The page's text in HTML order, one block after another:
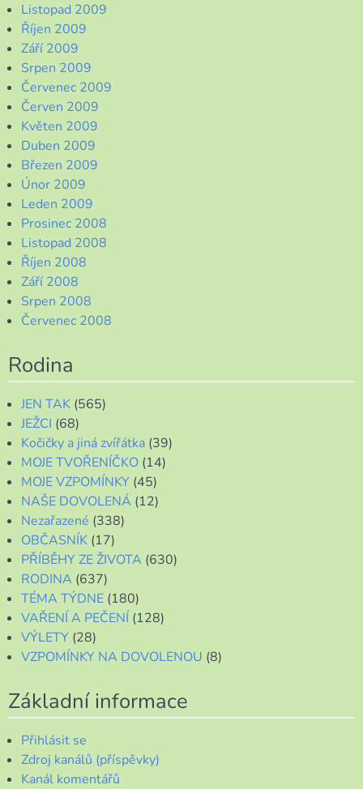
Listopad 2009
Říjen 2009
Září 2009
Srpen 2009
Červenec 2009
Červen 2009
Květen 2009
Duben 2009
Březen 2009
Únor 2009
Leden 2009
Prosinec 2008
Listopad 2008
Říjen 2008
Září 2008
Srpen 2008
Červenec 2008
Rodina
JEN TAK (565)
JEŽCI (68)
Kočičky a jiná zvířátka (39)
MOJE TVOŘENÍČKO (14)
MOJE VZPOMÍNKY (45)
NAŠE DOVOLENÁ (12)
Nezařazené (338)
OBČASNÍK (17)
PŘÍBĚHY ZE ŽIVOTA (630)
RODINA (637)
TÉMA TÝDNE (180)
VAŘENÍ A PEČENÍ (128)
VÝLETY (28)
VZPOMÍNKY NA DOVOLENOU (8)
Základní informace
Přihlásit se
Zdroj kanálů (příspěvky)
Kanál komentářů